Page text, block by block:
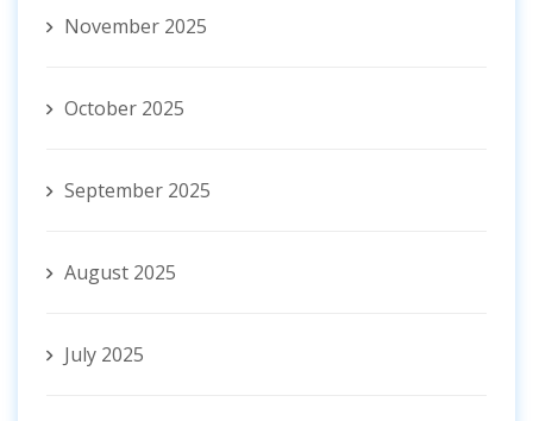
November 2025
October 2025
September 2025
August 2025
July 2025